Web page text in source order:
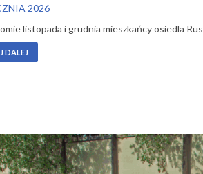
2026
listopada i grudnia mieszkańcy osiedla
DALEJ